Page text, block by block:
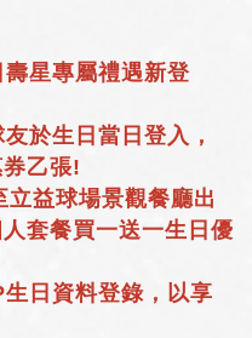
星專屬禮遇新登
於生日當日登入，
乙張!
益球場景觀餐廳出
套餐買一送一生日優
日資料登錄，以享